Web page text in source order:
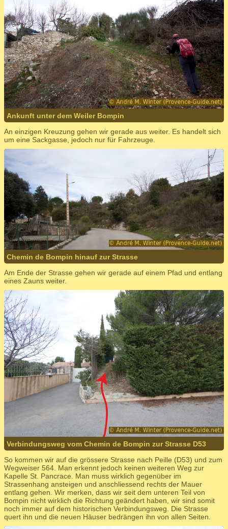
Ankunft unter dem Weiler Bompin
An einzigen Kreuzung gehen wir gerade aus weiter. Es handelt sich
um eine Sackgasse, jedoch nur für Fahrzeuge.
Chemin de Bompin hinauf zur Strasse
Am Ende der Strasse gehen wir gerade auf einem Pfad und entlang
eines Zauns weiter.
Verbindungsweg vom Chemin de Bompin zur Strasse D53
So kommen wir auf die grössere Strasse nach Peille (D53) und zum
Wegweiser 564. Man erkennt jedoch keinen weiteren Weg zur
Kapelle St. Pancrace. Man muss wirklich gegenüber im
Strassenhang ansteigen und anschliessend rechts der Mauer
entlang gehen. Wir merken, dass wir seit dem unteren Teil von
Bompin nicht wirklich die Richtung geändert haben, wir sind somit
noch immer auf dem historischen Verbindungsweg. Die Strasse
quert ihn und die neuen Häuser bedrängen ihn von allen Seiten.